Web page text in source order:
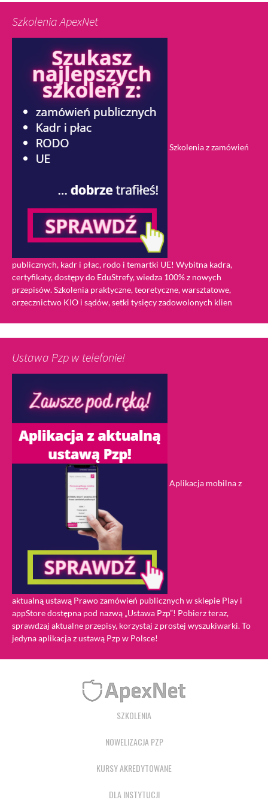
Szkolenia ApexNet
Szkolenia z zamówień
publicznych, kadr i płac, rodo i temartki UE! Wybitna kadra,
certyfikaty, dostępy do EduStrefy, wiedza 100% z nowych
przepisów. Szkolenia praktyczne, teoretyczne, warsztatowe,
orzecznictwo KIO i sądów, setki tysięcy zadowolonych klien
Ustawa Pzp w telefonie!
Aplikacja mobilna z
aktualną ustawą Prawo zamówień publicznych w sklepie Play i
appStore dostępna pod nazwą „Ustawa Pzp”! Pobierz teraz,
sprawdzaj aktualne przepisy, korzystaj z prostej wyszukiwarki. To
jedyna aplikacja z ustawą Pzp w Polsce!
SZKOLENIA
NOWELIZACJA PZP
KURSY AKREDYTOWANE
DLA INSTYTUCJI